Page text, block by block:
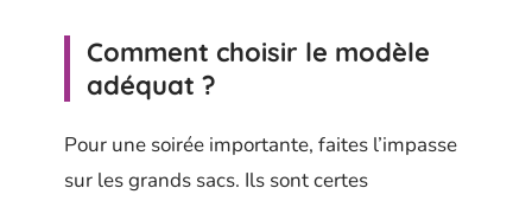
Comment choisir le modèle
adéquat ?
Pour une soirée importante, faites l’impasse
sur les grands sacs. Ils sont certes